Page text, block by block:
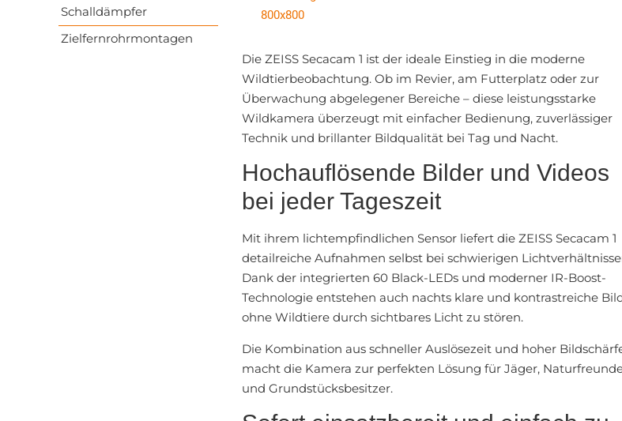
Schalldämpfer
Zielfernrohrmontagen
Die ZEISS Secacam 1 ist der ideale Einstieg in die moderne
Wildtierbeobachtung. Ob im Revier, am Futterplatz oder zur
Überwachung abgelegener Bereiche – diese leistungsstarke
Wildkamera überzeugt mit einfacher Bedienung, zuverlässiger
Technik und brillanter Bildqualität bei Tag und Nacht.
Hochauflösende Bilder und Videos
bei jeder Tageszeit
Mit ihrem lichtempfindlichen Sensor liefert die ZEISS Secacam 1
detailreiche Aufnahmen selbst bei schwierigen
Dank der integrierten 60 Black-LEDs und moderner IR-Boost-
Technologie entstehen auch nachts klare und kontrastreiche
ohne Wildtiere durch sichtbares Licht zu stören.
Die Kombination aus schneller Auslösezeit und hoher
macht die Kamera zur perfekten Lösung für Jäger,
und Grundstücksbesitzer.